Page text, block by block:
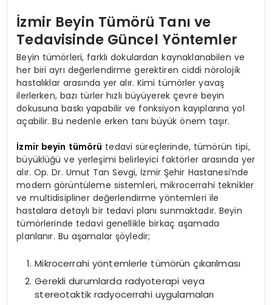
İzmir Beyin Tümörü Tanı ve
Tedavisinde Güncel Yöntemler
Beyin tümörleri, farklı dokulardan kaynaklanabilen ve
her biri ayrı değerlendirme gerektiren ciddi nörolojik
hastalıklar arasında yer alır. Kimi tümörler yavaş
ilerlerken, bazı türler hızlı büyüyerek çevre beyin
dokusuna baskı yapabilir ve fonksiyon kayıplarına yol
açabilir. Bu nedenle erken tanı büyük önem taşır.
İzmir beyin tümörü tedavi süreçlerinde, tümörün tipi,
büyüklüğü ve yerleşimi belirleyici faktörler arasında yer
alır. Op. Dr. Umut Tan Sevgi, İzmir Şehir Hastanesi’nde
modern görüntüleme sistemleri, mikrocerrahi teknikler
ve multidisipliner değerlendirme yöntemleri ile
hastalara detaylı bir tedavi planı sunmaktadır. Beyin
tümörlerinde tedavi genellikle birkaç aşamada
planlanır. Bu aşamalar şöyledir;
Mikrocerrahi yöntemlerle tümörün çıkarılması
Gerekli durumlarda radyoterapi veya
stereotaktik radyocerrahi uygulamaları